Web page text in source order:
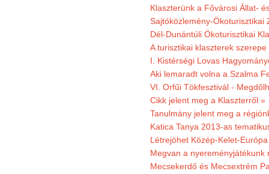
Klaszterünk a Fővárosi Állat-
Sajtóközlemény-Ökoturisztikai
Dél-Dunántúli Ökoturisztikai
A turisztikai klaszterek
I. Kistérségi Lovas
Aki lemaradt volna a Szalma
VI. Orfűi Tökfesztivál -
Cikk jelent meg a Klaszterről »
Tanulmány jelent meg a
Katica Tanya 2013-as
Létrejöhet Közép-Kelet-
Megvan a nyereményjátékunk
Mecsekerdő és Mecsextrém